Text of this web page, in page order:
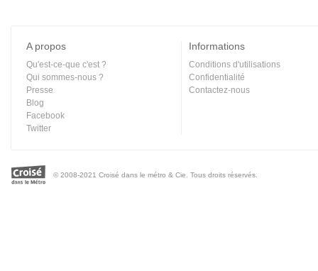
A propos
Qu'est-ce-que c'est ?
Qui sommes-nous ?
Presse
Blog
Facebook
Twitter
Informations
Conditions d'utilisations
Confidentialité
Contactez-nous
© 2008-2021 Croisé dans le métro & Cie. Tous droits réservés.